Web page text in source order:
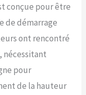
conçue pour être
de démarrage
ont rencontré
nécessitant
pour
de la hauteur